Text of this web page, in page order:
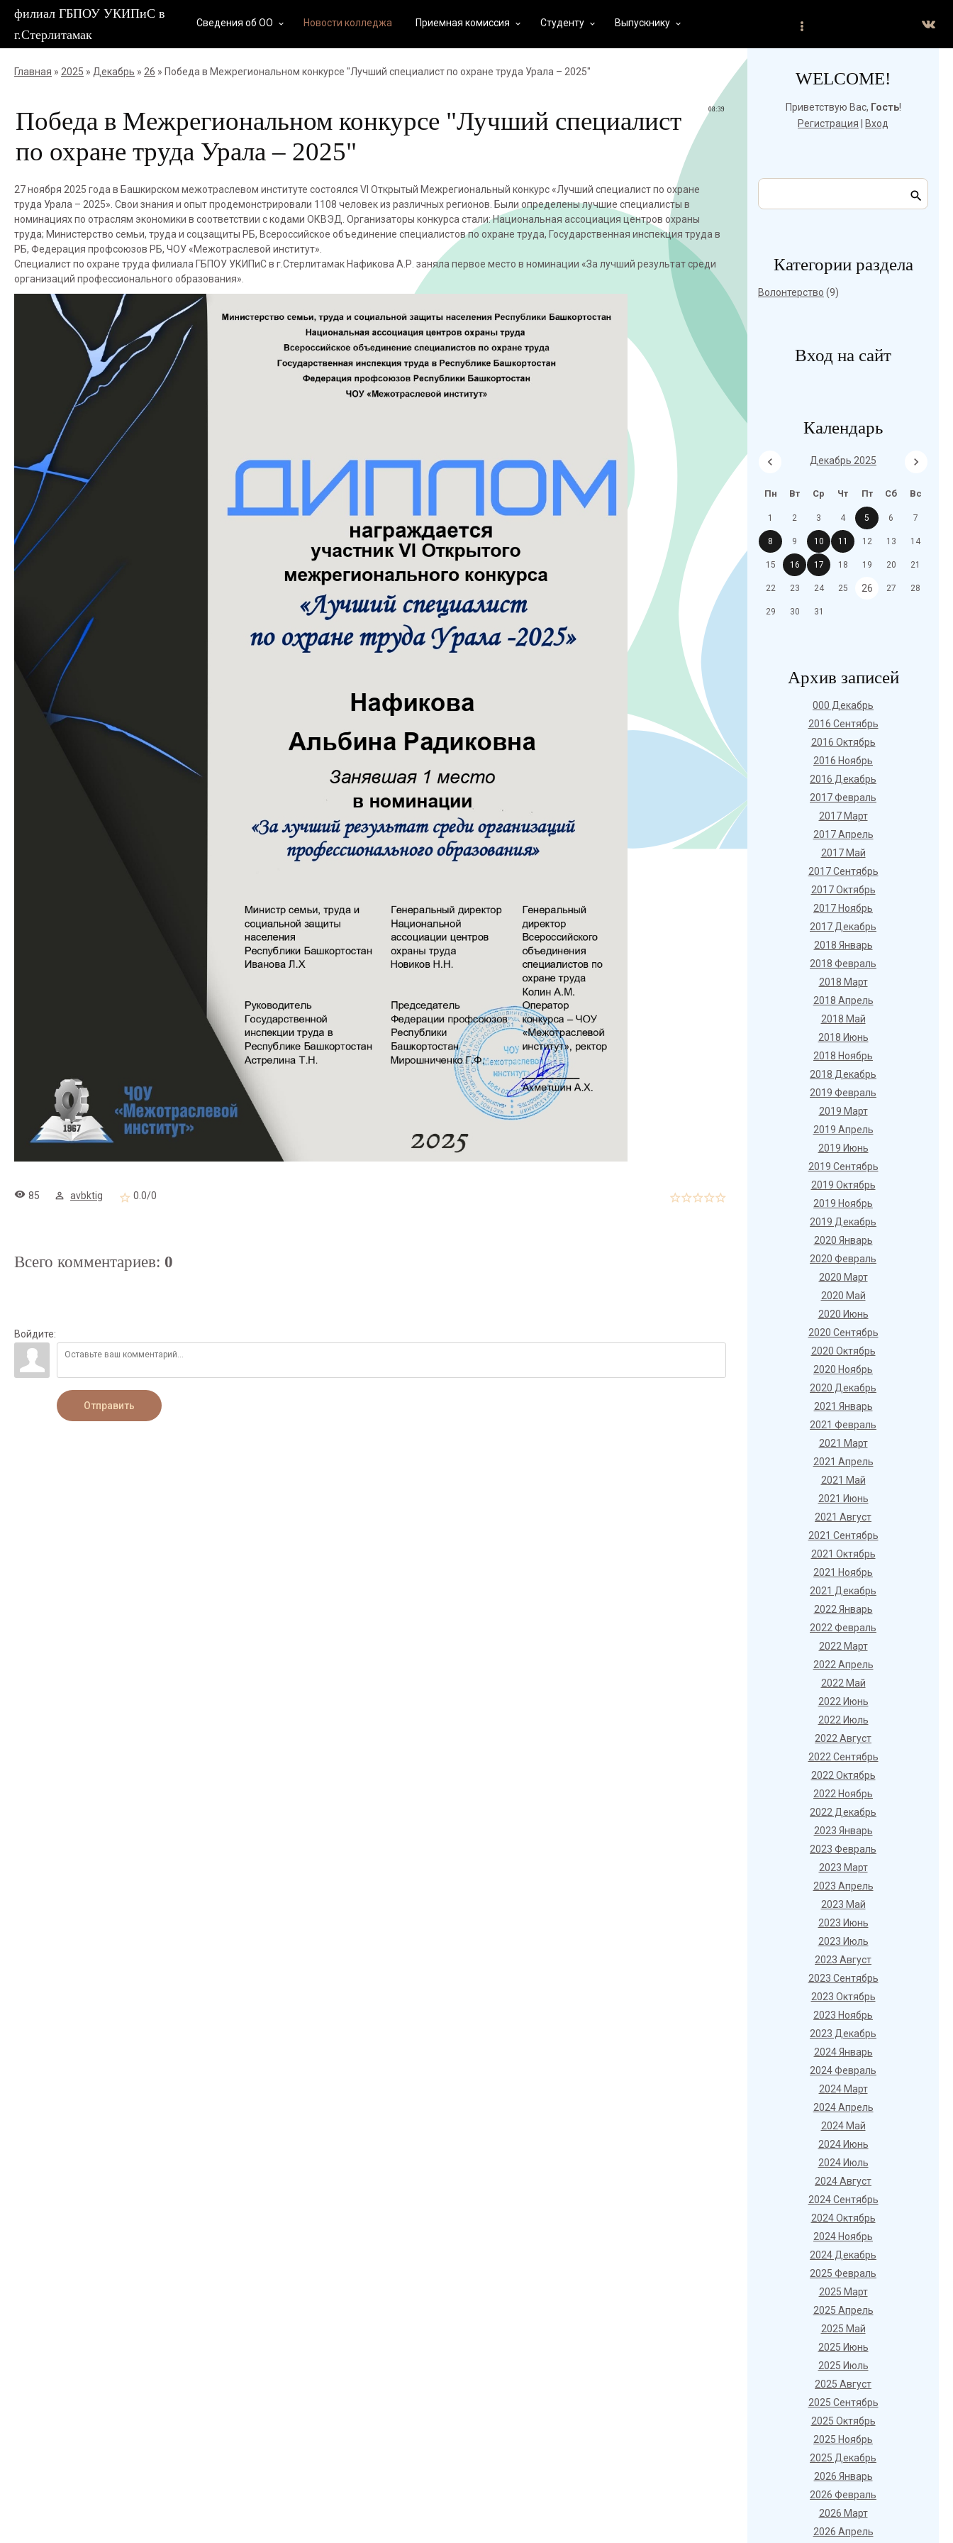
филиал ГБПОУ УКИПиС в
г.Стерлитамак
Сведения об ОО keyboard_arrow_down Новости колледжа Приемная комиссия keyboard_arrow_down Студенту keyboard_arrow_down Выпускнику keyboard_arrow_down
Главная » 2025 » Декабрь » 26 » Победа в Межрегиональном конкурсе "Лучший специалист по охране труда Урала – 2025"
08:39
Победа в Межрегиональном конкурсе "Лучший специалист
по охране труда Урала – 2025"
27 ноября 2025 года в Башкирском межотраслевом институте состоялся VI Открытый Межрегиональный конкурс «Лучший специалист по охране
труда Урала – 2025». Свои знания и опыт продемонстрировали 1108 человек из различных регионов. Были определены лучшие специалисты в
номинациях по отраслям экономики в соответствии с кодами ОКВЭД. Организаторы конкурса стали: Национальная ассоциация центров охраны
труда; Министерство семьи, труда и соцзащиты РБ, Всероссийское объединение специалистов по охране труда, Государственная инспекция труда в
РБ, Федерация профсоюзов РБ, ЧОУ «Межотраслевой институт».
Специалист по охране труда филиала ГБПОУ УКИПиС в г.Стерлитамак Нафикова А.Р. заняла первое место в номинации «За лучший результат среди
организаций профессионального образования».
85 avbktig 0.0/0
Всего комментариев: 0
Войдите:
Отправить
WELCOME!
Приветствую Вас, Гость!
Регистрация
Вход
Категории раздела
Волонтерство (9)
Вход на сайт
Календарь
Декабрь 2025
Пн Вт Ср Чт Пт Сб Вс
1 2 3 4 5 6 7
8 9 10 11 12 13 14
15 16 17 18 19 20 21
22 23 24 25 26 27 28
29 30 31
Архив записей
000 Декабрь
2016 Сентябрь
2016 Октябрь
2016 Ноябрь
2016 Декабрь
2017 Февраль
2017 Март
2017 Апрель
2017 Май
2017 Сентябрь
2017 Октябрь
2017 Ноябрь
2017 Декабрь
2018 Январь
2018 Февраль
2018 Март
2018 Апрель
2018 Май
2018 Июнь
2018 Ноябрь
2018 Декабрь
2019 Февраль
2019 Март
2019 Апрель
2019 Июнь
2019 Сентябрь
2019 Октябрь
2019 Ноябрь
2019 Декабрь
2020 Январь
2020 Февраль
2020 Март
2020 Май
2020 Июнь
2020 Сентябрь
2020 Октябрь
2020 Ноябрь
2020 Декабрь
2021 Январь
2021 Февраль
2021 Март
2021 Апрель
2021 Май
2021 Июнь
2021 Август
2021 Сентябрь
2021 Октябрь
2021 Ноябрь
2021 Декабрь
2022 Январь
2022 Февраль
2022 Март
2022 Апрель
2022 Май
2022 Июнь
2022 Июль
2022 Август
2022 Сентябрь
2022 Октябрь
2022 Ноябрь
2022 Декабрь
2023 Январь
2023 Февраль
2023 Март
2023 Апрель
2023 Май
2023 Июнь
2023 Июль
2023 Август
2023 Сентябрь
2023 Октябрь
2023 Ноябрь
2023 Декабрь
2024 Январь
2024 Февраль
2024 Март
2024 Апрель
2024 Май
2024 Июнь
2024 Июль
2024 Август
2024 Сентябрь
2024 Октябрь
2024 Ноябрь
2024 Декабрь
2025 Февраль
2025 Март
2025 Апрель
2025 Май
2025 Июнь
2025 Июль
2025 Август
2025 Сентябрь
2025 Октябрь
2025 Ноябрь
2025 Декабрь
2026 Январь
2026 Февраль
2026 Март
2026 Апрель